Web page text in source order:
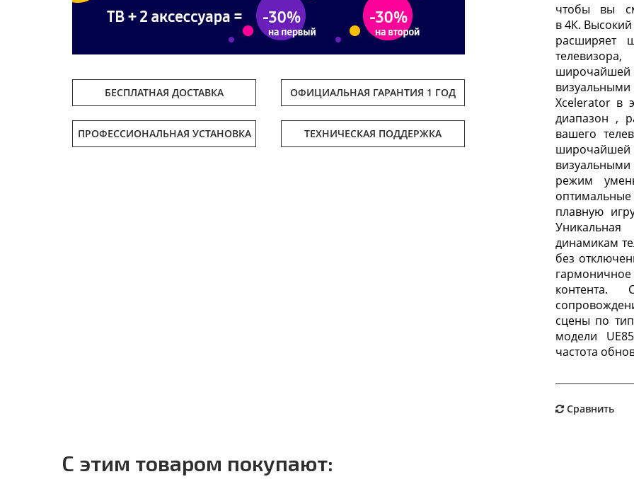
БЕСПЛАТНАЯ ДОСТАВКА ОФИЦИАЛЬНАЯ ГАРАНТИЯ 1 ГОД
ТЕХНИЧЕСКАЯ ПОДДЕРЖКА
ПРОФЕССИОНАЛЬНАЯ УСТАНОВКА
чтобы вы
в 4К.
расширяет
Xcelerator в
диапазон ,
вашего
режим
оптимальные
плавную
динамикам
без
контента.
сцены по
модели
частота
Сравнить
С этим товаром покупают: